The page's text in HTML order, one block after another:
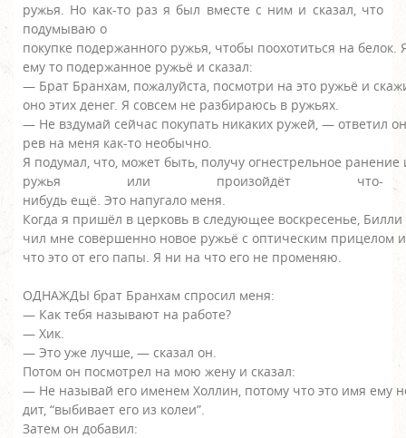
ружья. Но как-то раз я был вместе с ним и сказал, что
подумываю о
покупке подержанного ружья, чтобы поохотиться на белок.
ему то подержанное ружьё и сказал:
— Брат Бранхам, пожалуйста, посмотри на это ружьё и
оно этих денег. Я совсем не разбираюсь в ружьях.
— Не вздумай сейчас покупать никаких ружей, — ответил
рев на меня как-то необычно.
Я подумал, что, может быть, получу огнестрельное ранение
ружья или произойдёт что-
нибудь ещё. Это напугало меня.
Когда я пришёл в церковь в следующее воскресенье,
чил мне совершенно новое ружьё с оптическим прицелом
что это от его папы. Я ни на что его не променяю.
ОДНАЖДЫ брат Бранхам спросил меня:
— Как тебя называют на работе?
— Хик.
— Это уже лучше, — сказал он.
Потом он посмотрел на мою жену и сказал:
— Не называй его именем Холлин, потому что это имя ему
дит, “выбивает его из колеи”.
Затем он добавил: